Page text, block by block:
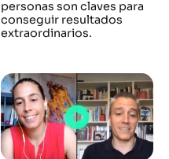
personas son claves para
conseguir resultados
extraordinarios.